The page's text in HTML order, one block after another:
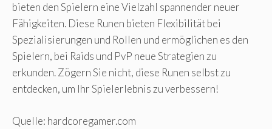
bieten den Spielern eine Vielzahl spannender neuer
Fähigkeiten. Diese Runen bieten Flexibilität bei
Spezialisierungen und Rollen und ermöglichen es den
Spielern, bei Raids und PvP neue Strategien zu
erkunden. Zögern Sie nicht, diese Runen selbst zu
entdecken, um Ihr Spielerlebnis zu verbessern!
Quelle: hardcoregamer.com